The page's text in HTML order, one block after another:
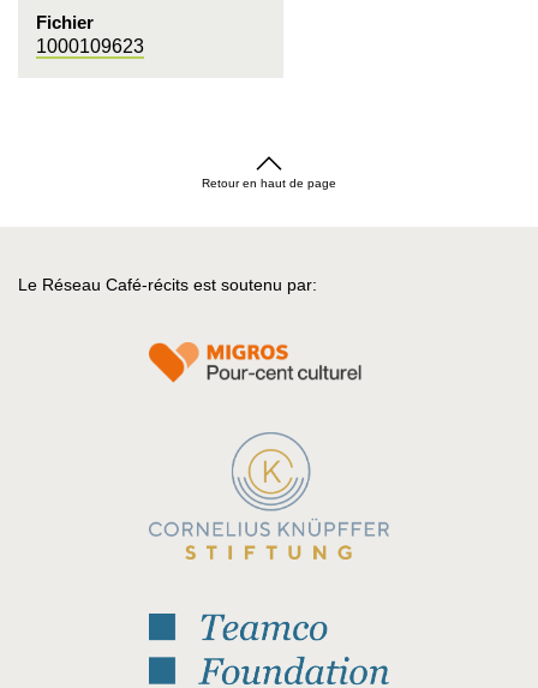
Fichier
1000109623
Retour en haut de page
Le Réseau Café-récits est soutenu par: